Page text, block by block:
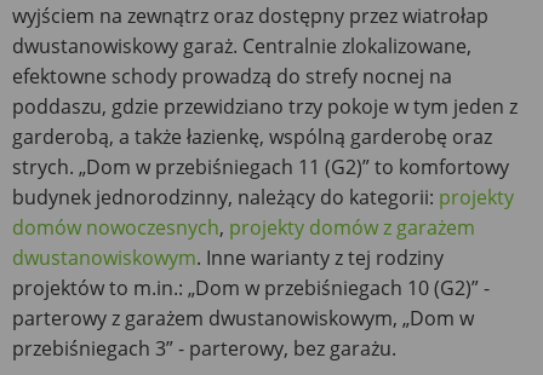
wyjściem na zewnątrz oraz dostępny przez wiatrołap
dwustanowiskowy garaż. Centralnie zlokalizowane,
efektowne schody prowadzą do strefy nocnej na
poddaszu, gdzie przewidziano trzy pokoje w tym jeden z
garderobą, a także łazienkę, wspólną garderobę oraz
strych. „Dom w przebiśniegach 11 (G2)” to komfortowy
budynek jednorodzinny, należący do kategorii: projekty
domów nowoczesnych, projekty domów z garażem
dwustanowiskowym. Inne warianty z tej rodziny
projektów to m.in.: „Dom w przebiśniegach 10 (G2)” -
parterowy z garażem dwustanowiskowym, „Dom w
przebiśniegach 3” - parterowy, bez garażu.